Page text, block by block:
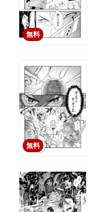
無料
無料